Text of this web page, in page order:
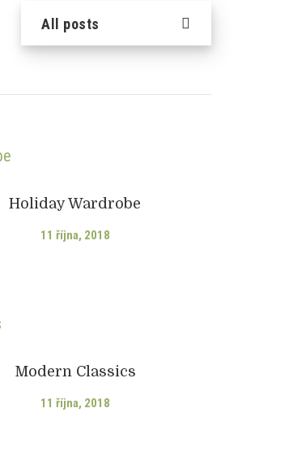
All posts
11 října, 2018
Holiday Wardrobe
11 října, 2018
Modern Classics